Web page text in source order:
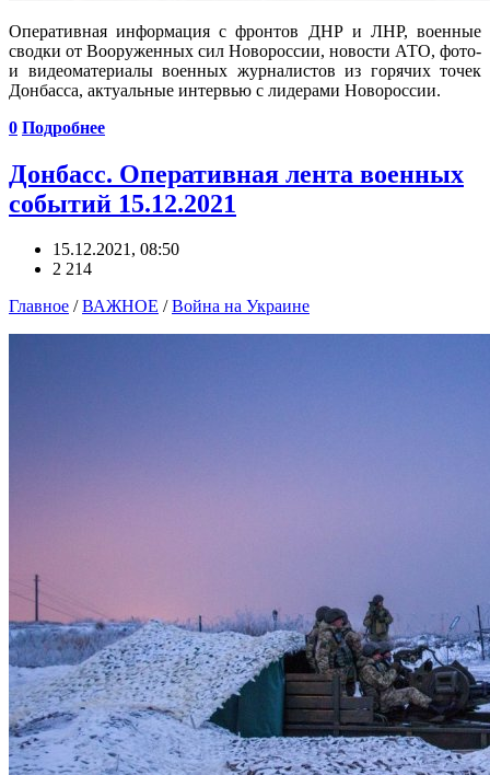
Оперативная информация с фронтов ДНР и ЛНР, военные
сводки от Вооруженных сил Новороссии, новости АТО, фото-
и видеоматериалы военных журналистов из горячих точек
Донбасса, актуальные интервью с лидерами Новороссии.
0 Подробнее
Донбасс. Оперативная лента военных
событий 15.12.2021
15.12.2021, 08:50
2 214
Главное /ВАЖНОЕ /Война на Украине